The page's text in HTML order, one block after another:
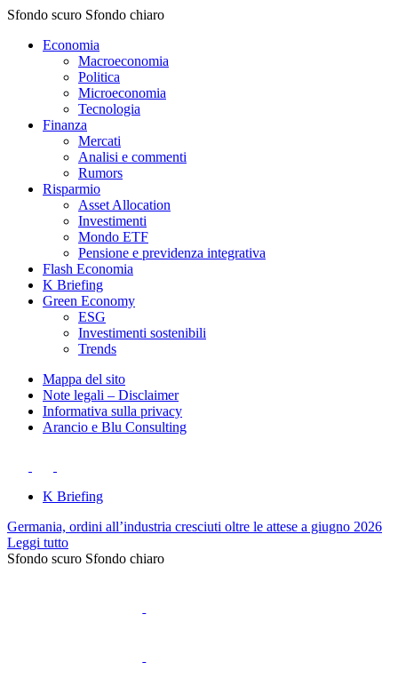
Sfondo scuro Sfondo chiaro
Economia
Macroeconomia
Politica
Microeconomia
Tecnologia
Finanza
Mercati
Analisi e commenti
Rumors
Risparmio
Asset Allocation
Investimenti
Mondo ETF
Pensione e previdenza integrativa
Flash Economia
K Briefing
Green Economy
ESG
Investimenti sostenibili
Trends
Mappa del sito
Note legali – Disclaimer
Informativa sulla privacy
Arancio e Blu Consulting
K Briefing
Germania, ordini all’industria cresciuti oltre le attese a giugno 2026
Leggi tutto
Sfondo scuro Sfondo chiaro